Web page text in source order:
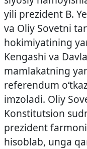
yili prezident B.
va Oliy Sovetni
hokimiyatining
Kengashi va
mamlakatning
referendum
imzoladi. Oliy
Konstitutsion
prezident
hisoblab, unga